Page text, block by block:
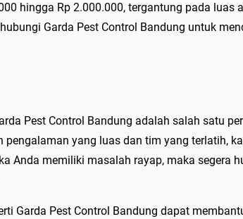
hingga Rp 2.000.000, tergantung pada luas
Garda Pest Control Bandung untuk
Pest Control Bandung adalah salah satu
pengalaman yang luas dan tim yang terlatih,
Anda memiliki masalah rayap, maka segera
Garda Pest Control Bandung dapat